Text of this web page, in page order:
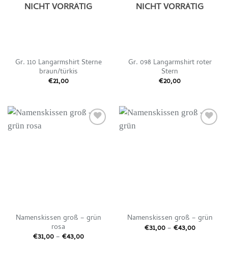
NICHT VORRÄTIG
Gr. 110 Langarmshirt Sterne
braun/türkis
€21,00
NICHT VORRÄTIG
Gr. 098 Langarmshirt roter
Stern
€20,00
Namenskissen groß – grün
rosa
€31,00– €43,00Preisspanne:
Namenskissen groß – grün
€31,00– €43,00